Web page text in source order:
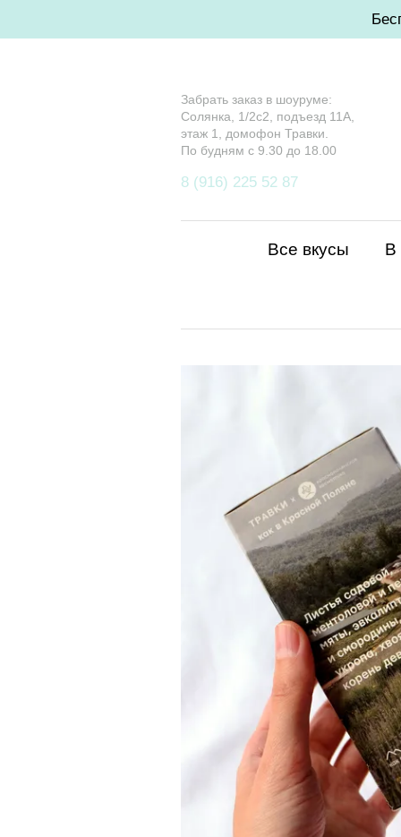
Забрать заказ в шоуруме:
Солянка, 1/2с2, подъезд 11А,
этаж 1, домофон Травки.
По будням с 9.30 до 18.00
8 (916) 225 52 87
Все вкусы В